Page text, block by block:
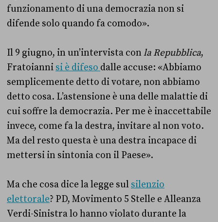
funzionamento di una democrazia non si
difende solo quando fa comodo».
Il 9 giugno, in un’intervista conla Repubblica,
Fratoianni si è difeso dalle accuse: «Abbiamo
semplicemente detto di votare, non abbiamo
detto cosa. L’astensione è una delle malattie di
cui soffre la democrazia. Per me è inaccettabile
invece, come fa la destra, invitare al non voto.
Ma del resto questa è una destra incapace di
mettersi in sintonia con il Paese».
Ma che cosa dice la legge sul silenzio
elettorale? PD, Movimento 5 Stelle e Alleanza
Verdi-Sinistra lo hanno violato durante la